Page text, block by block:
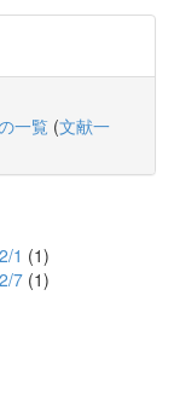
一覧 (文献一
1 (1)
7 (1)